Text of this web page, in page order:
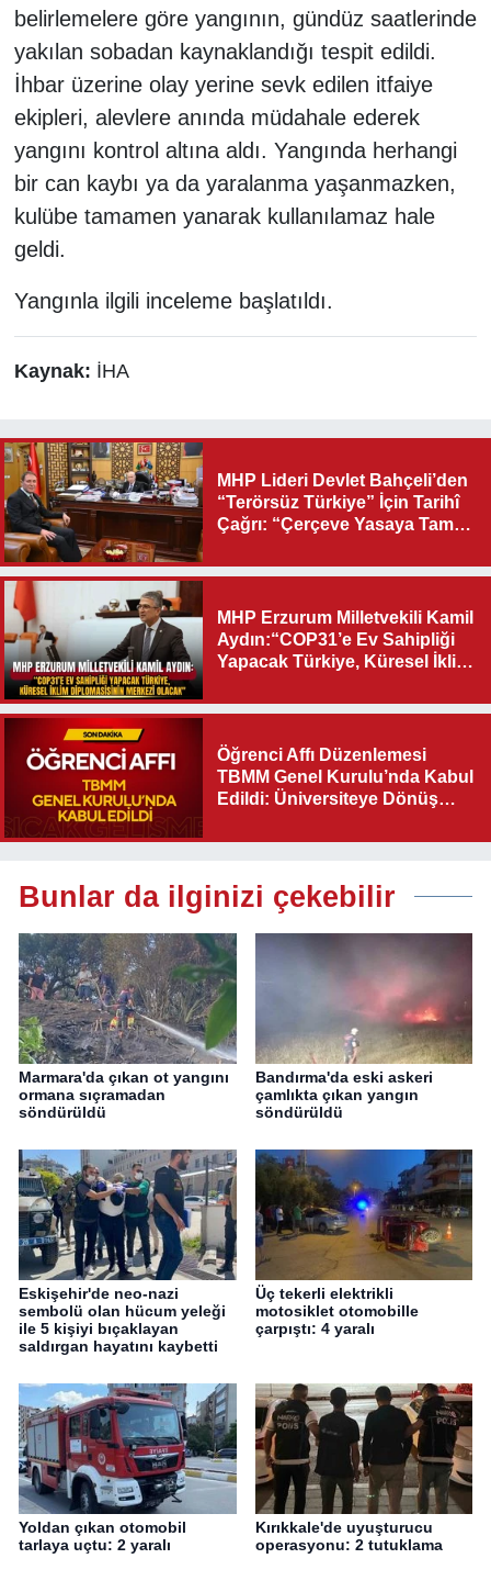
belirlemelere göre yangının, gündüz saatlerinde
yakılan sobadan kaynaklandığı tespit edildi.
İhbar üzerine olay yerine sevk edilen itfaiye
ekipleri, alevlere anında müdahale ederek
yangını kontrol altına aldı. Yangında herhangi
bir can kaybı ya da yaralanma yaşanmazken,
kulübe tamamen yanarak kullanılamaz hale
geldi.
Yangınla ilgili inceleme başlatıldı.
Kaynak: İHA
MHP Lideri Devlet Bahçeli’den
“Terörsüz Türkiye” İçin Tarihî
Çağrı: “Çerçeve Yasaya Tam
MHP Erzurum Milletvekili Kamil
Aydın:“COP31’e Ev Sahipliği
Yapacak Türkiye, Küresel İklim
Olacak"
Öğrenci Affı Düzenlemesi
TBMM Genel Kurulu’nda Kabul
Edildi: Üniversiteye Dönüş
Bunlar da ilginizi çekebilir
Marmara'da çıkan ot yangını
ormana sıçramadan
söndürüldü
Bandırma'da eski askeri
çamlıkta çıkan yangın
söndürüldü
Eskişehir'de neo-nazi
sembolü olan hücum yeleği
ile 5 kişiyi bıçaklayan
saldırgan hayatını kaybetti
Üç tekerli elektrikli
motosiklet otomobille
çarpıştı: 4 yaralı
Yoldan çıkan otomobil
tarlaya uçtu: 2 yaralı
Kırıkkale'de uyuşturucu
operasyonu: 2 tutuklama